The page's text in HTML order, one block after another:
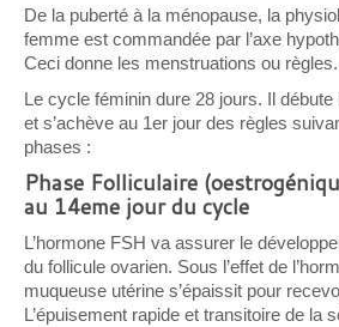
De la puberté à la ménopause, la
femme est commandée par l’axe
Ceci donne les menstruations ou règles.
Le cycle féminin dure 28 jours. Il
et s’achève au 1er jour des règles
phases :
Phase Folliculaire
au 14eme jour du cycle
L’hormone FSH va assurer le
du follicule ovarien. Sous l’effet de
muqueuse utérine s’épaissit pour
L’épuisement rapide et transitoire de la